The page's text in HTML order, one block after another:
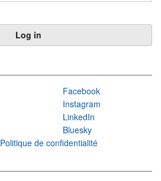
Facebook
Instagram
LinkedIn
Bluesky
Politique de confidentialité